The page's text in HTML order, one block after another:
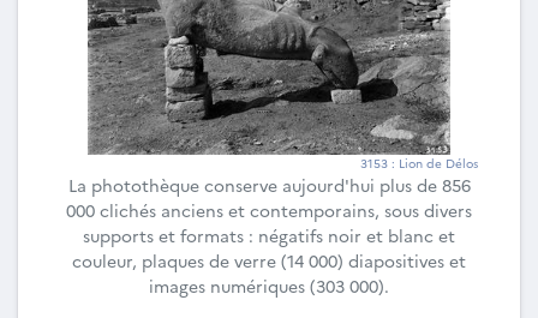
3153 : Lion de Délos
La photothèque conserve aujourd'hui plus de 856
000 clichés anciens et contemporains, sous divers
supports et formats : négatifs noir et blanc et
couleur, plaques de verre (14 000) diapositives et
images numériques (303 000).